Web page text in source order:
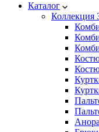
Каталог
Коллекция